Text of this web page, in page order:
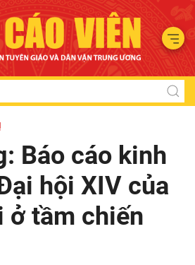
Báo cáo kinh
hội XIV của
ở tầm chiến